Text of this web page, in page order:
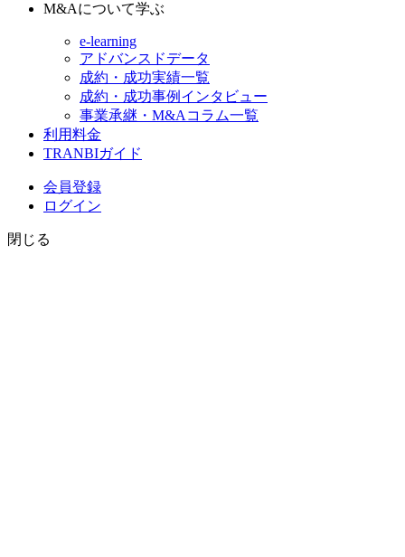
M&Aについて学ぶ
e-learning
アドバンスドデータ
成約・成功実績一覧
成約・成功事例インタビュー
事業承継・M&Aコラム一覧
利用料金
TRANBIガイド
会員登録
ログイン
閉じる